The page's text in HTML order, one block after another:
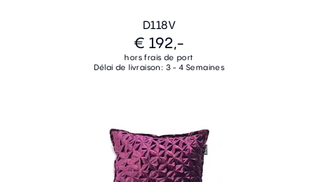
D118V
€ 192,-
hors frais de port
Délai de livraison: 3 - 4 Semaines